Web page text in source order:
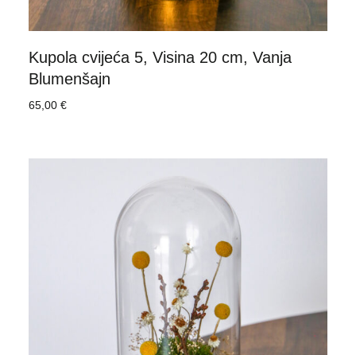
Kupola cvijeća 5, Visina 20 cm, Vanja
Blumenšajn
65,00 €